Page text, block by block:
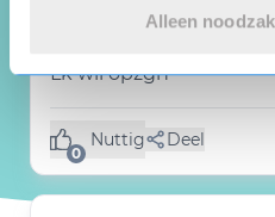
Alleen
Lk wil opzgn
0
Nuttig
(0 like) Deel